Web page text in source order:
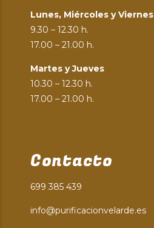
Lunes, Miércoles y Viernes
9.30 – 12.30 h.
17.00 – 21.00 h.
Martes y Jueves
10.30 – 12.30 h.
17.00 – 21.00 h.
Contacto
699 385 439
info@purificacionvelarde.es